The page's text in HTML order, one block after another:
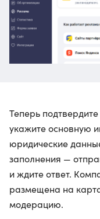
Теперь
укажите основную
юридические
заполнения —
и ждите ответ.
размещена на
модерацию.